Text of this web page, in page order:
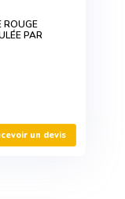
ROUGE
PAR
un devis